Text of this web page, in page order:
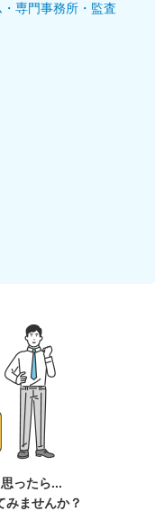
専門事務所・監査
ったら...
みませんか？